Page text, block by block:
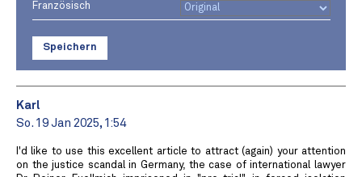
Französisch
Speichern
Karl
So. 19 Jan 2025, 1:54
I'd like to use this excellent article to attract (again) your attention
on the justice scandal in Germany, the case of international lawyer